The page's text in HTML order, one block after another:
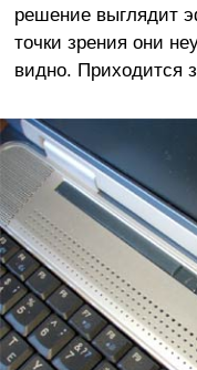
решение выглядит
точки зрения они
видно. Приходится